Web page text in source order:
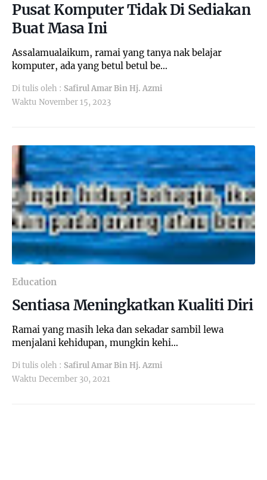
Pusat Komputer Tidak Di Sediakan
Buat Masa Ini
Assalamualaikum, ramai yang tanya nak belajar
komputer, ada yang betul betul be…
Di tulis oleh : Safirul Amar Bin Hj. Azmi
Waktu November 15, 2023
Education
Sentiasa Meningkatkan Kualiti Diri
Ramai yang masih leka dan sekadar sambil lewa
menjalani kehidupan, mungkin kehi…
Di tulis oleh : Safirul Amar Bin Hj. Azmi
Waktu December 30, 2021